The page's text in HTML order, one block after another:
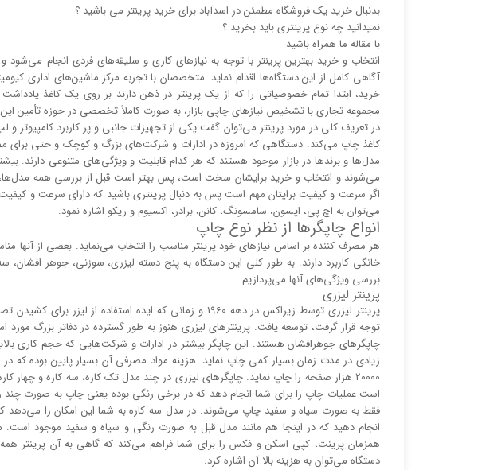
بدنبال خرید یک فروشگاه مطمئن در اسدآباد برای خرید پرینتر می باشید ؟
نمیدانید چه نوع پرینتری باید بخرید ؟
با مقاله ما همراه باشید
انتخاب و خرید بهترین پرینتر با توجه به نیاز‌‌های کاری و سلیقه‌های فردی انجام
آگاهی کامل از این دستگاه‌ها اقدام نماید. متخصصان با تجربه مرکز ماشین‌های اداری
خرید، ابتدا تمام خصوصیاتی را که از یک پرینتر در ذهن دارند بر روی یک کاغذ
مجموعه تجاری با تشخیص نیاز‌‌های چاپی بازار، به صورت کاملاً تخصصی در حوزه تأمین
در تعریف کلی در مورد پرینتر می‌توان گفت یکی از تجهیزات جانبی و پر کاربرد کامپیوتر
کاغذ چاپ می‌کند. دستگاهی که امروزه در ادارات و شرکت‌های بزرگ و کوچک و حتی برای
مدل‌ها و برند‌ها در بازار موجود هستند که هر کدام قابلیت و ویژگی‌های متنوعی دارند.
می‌شوند و انتخاب و خرید برایشان سخت است، پس بهتر است قبل از بررسی همه مدل‌ها،
اگر سرعت و کیفیت برایتان مهم است پس به دنبال پرینتری باشید که دارای سرعت و کیفیت
می‌توان به اچ پی، اپسون، سامسونگ، کانن، برادر، اکسیوم و ریکو اشاره نمود.
انواع چاپگر‌ها از نظر نوع چاپ
هر مصرف کننده بر اساس نیاز‌های خود پرینتر مناسب را انتخاب می‌نماید. بعضی از آنها
خانگی کاربرد دارند. به طور کلی این دستگاه به پنج دسته لیزری، سوزنی، جوهر
بررسی ویژگی‌های آنها می‌پردازیم.
پرینتر لیزری
پرینتر لیزری توسط زیراکس در دهه 1960 و زمانی که ایده استفاده
توجه قرار گرفت، توسعه یافت. پرینتر‌های لیزری هنوز به طور گسترده در دفاتر بزرگ مورد
چاپگر‌های جوهرافشان هستند. این چاپگر بیشتر در ادارات و شرکت‌هایی که حجم کاری
زیادی در مدت زمان بسیار کمی چاپ نماید. هزینه مواد مصرفی آن بسیار پایین بوده که
20000 هزار صفحه را چاپ نماید. چاپگر‌های لیزری در چند مدل تک کاره، سه کاره و چهار
است عملیات چاپ را برای شما انجام دهد که در برخی رنگی بوده یعنی چاپ به صورت
فقط به صورت سیاه و سفید چاپ می‌شوند. در مدل سه کاره به شما این امکان را می‌دهد
انجام دهید که در اینجا هم مانند مدل قبل به صورت رنگی و سیاه و سفید موجود است.
همزمان پرینت، کپی اسکن و فکس را برای شما فراهم می‌کند که گاهی به آن پرینتر
دستگاه می‌توان به هزینه بالا آن اشاره کرد.